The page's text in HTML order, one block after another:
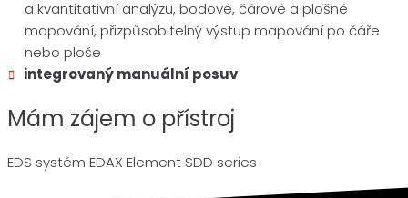
a kvantitativní analýzu, bodové, čárové a plošné
mapování, přizpůsobitelný výstup mapování po čáře
nebo ploše
integrovaný manuální posuv
Mám zájem o přístroj
EDS systém EDAX Element SDD series